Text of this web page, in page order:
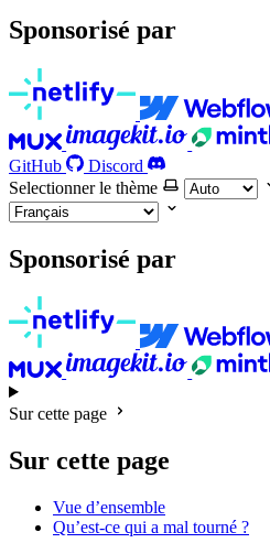
Sponsorisé par
GitHub
Discord
Selectionner le thème
Sponsorisé par
Sur cette page
Sur cette page
Vue d’ensemble
Qu’est-ce qui a mal tourné ?